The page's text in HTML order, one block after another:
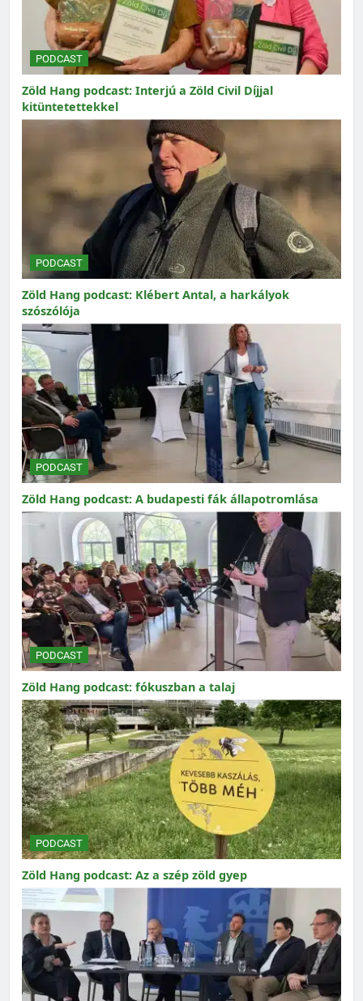
PODCAST
Zöld Hang podcast: Interjú a Zöld Civil Díjjal
kitüntetettekkel
PODCAST
Zöld Hang podcast: Klébert Antal, a harkályok
szószólója
PODCAST
Zöld Hang podcast: A budapesti fák állapotromlása
PODCAST
Zöld Hang podcast: fókuszban a talaj
PODCAST
Zöld Hang podcast: Az a szép zöld gyep